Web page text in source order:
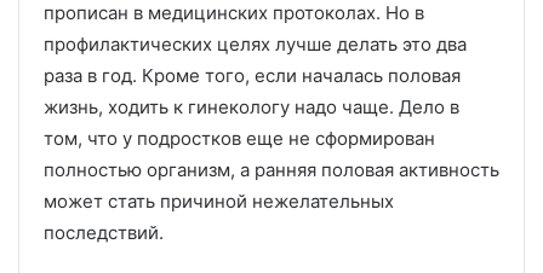
прописан в медицинских протоколах. Но в
профилактических целях лучше делать это два
раза в год. Кроме того, если началась половая
жизнь, ходить к гинекологу надо чаще. Дело в
том, что у подростков еще не сформирован
полностью организм, а ранняя половая активность
может стать причиной нежелательных
последствий.